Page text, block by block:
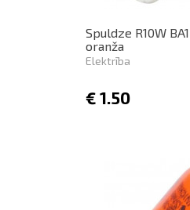
Spuldze R10W
oranža
Elektrība
€ 1.50